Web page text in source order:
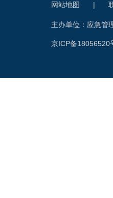
网站地图 |
主办单位：应急管
京ICP备18056520